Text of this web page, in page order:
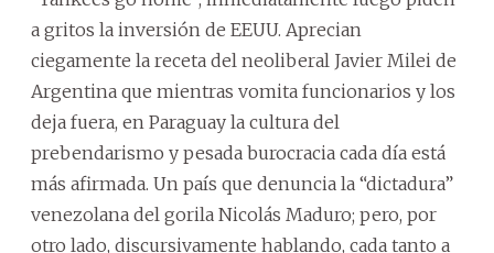
a gritos la inversión de EEUU. Aprecian
ciegamente la receta del neoliberal Javier Milei de
Argentina que mientras vomita funcionarios y los
deja fuera, en Paraguay la cultura del
prebendarismo y pesada burocracia cada día está
más afirmada. Un país que denuncia la “dictadura”
venezolana del gorila Nicolás Maduro; pero, por
otro lado, discursivamente hablando, cada tanto a